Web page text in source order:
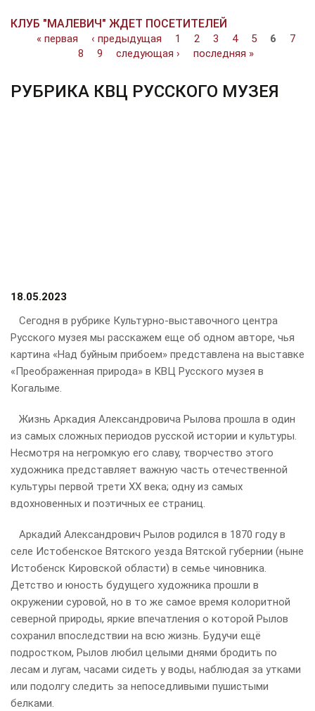
КЛУБ "МАЛЕВИЧ" ЖДЕТ ПОСЕТИТЕЛЕЙ
Страницы
« первая ‹ предыдущая 1 2 3 4 5 6
7
8
9 следующая › последняя »
РУБРИКА КВЦ РУССКОГО МУЗЕЯ
18.05.2023
Сегодня в рубрике Культурно-выставочного центра
Русского музея мы расскажем еще об одном авторе, чья
картина «Над буйным прибоем» представлена на выставке
«Преображенная природа» в КВЦ Русского музея в
Когалыме.
Жизнь Аркадия Александровича Рылова прошла в один
из самых сложных периодов русской истории и культуры.
Несмотря на негромкую его славу, творчество этого
художника представляет важную часть отечественной
культуры первой трети XX века; одну из самых
вдохновенных и поэтичных ее страниц.
Аркадий Александрович Рылов родился в 1870 году в
селе Истобенское Вятского уезда Вятской губернии (ныне
Истобенск Кировской области) в семье чиновника.
Детство и юность будущего художника прошли в
окружении суровой, но в то же самое время колоритной
северной природы, яркие впечатления о которой Рылов
сохранил впоследствии на всю жизнь. Будучи ещё
подростком, Рылов любил целыми днями бродить по
лесам и лугам, часами сидеть у воды, наблюдая за утками
или подолгу следить за непоседливыми пушистыми
белками.